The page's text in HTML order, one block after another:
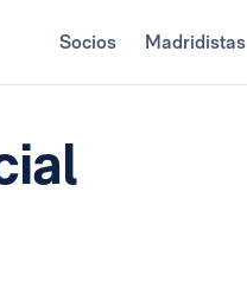
Socios Madridistas